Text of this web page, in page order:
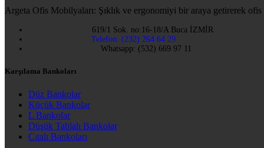
Argeta Ofis Mobilyaları: Şıklık ve ergonomiyi bir araya getirerek
619/1 Sok. no:16-18/A Buca İZMİR
Telefon: (232) 264 64 29
Whatsapp: (532) 669 97 11
Karşılama Bankoları
Düz Bankolar
Küçük Bankolar
L Bankolar
Düşük Tablalı Bankolar
Çıtalı Bankoları